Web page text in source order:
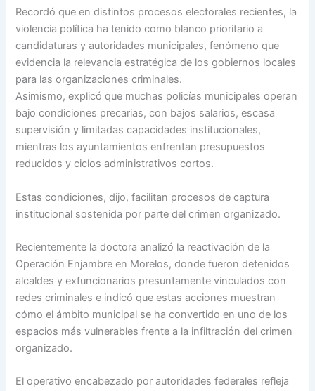
Recordó que en distintos procesos electorales recientes, la
violencia política ha tenido como blanco prioritario a
candidaturas y autoridades municipales, fenómeno que
evidencia la relevancia estratégica de los gobiernos locales
para las organizaciones criminales.
Asimismo, explicó que muchas policías municipales operan
bajo condiciones precarias, con bajos salarios, escasa
supervisión y limitadas capacidades institucionales,
mientras los ayuntamientos enfrentan presupuestos
reducidos y ciclos administrativos cortos.
Estas condiciones, dijo, facilitan procesos de captura
institucional sostenida por parte del crimen organizado.
Recientemente la doctora analizó la reactivación de la
Operación Enjambre en Morelos, donde fueron detenidos
alcaldes y exfuncionarios presuntamente vinculados con
redes criminales e indicó que estas acciones muestran
cómo el ámbito municipal se ha convertido en uno de los
espacios más vulnerables frente a la infiltración del crimen
organizado.
El operativo encabezado por autoridades federales refleja